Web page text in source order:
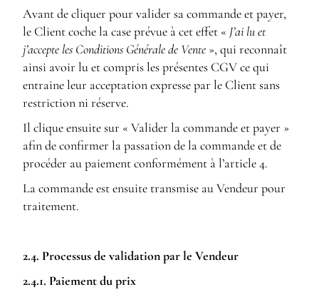
Avant de cliquer pour valider sa commande et payer,
le Client coche la case prévue à cet effet « J’ai lu et
j’accepte les Conditions Générale de Vente », qui reconnaît
ainsi avoir lu et compris les présentes CGV ce qui
entraine leur acceptation expresse par le Client sans
restriction ni réserve.
Il clique ensuite sur « Valider la commande et payer »
afin de confirmer la passation de la commande et de
procéder au paiement conformément à l’article 4.
La commande est ensuite transmise au Vendeur pour
traitement.
2.4. Processus de validation par le Vendeur
2.4.1. Paiement du prix